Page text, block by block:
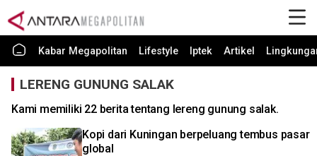
Kabar Megapolitan Lifestyle Iptek Artikel
LERENG GUNUNG SALAK
Kami memiliki 22 berita tentang lereng gunung salak.
Kopi dari Kuningan berpeluang tembus pasar
global